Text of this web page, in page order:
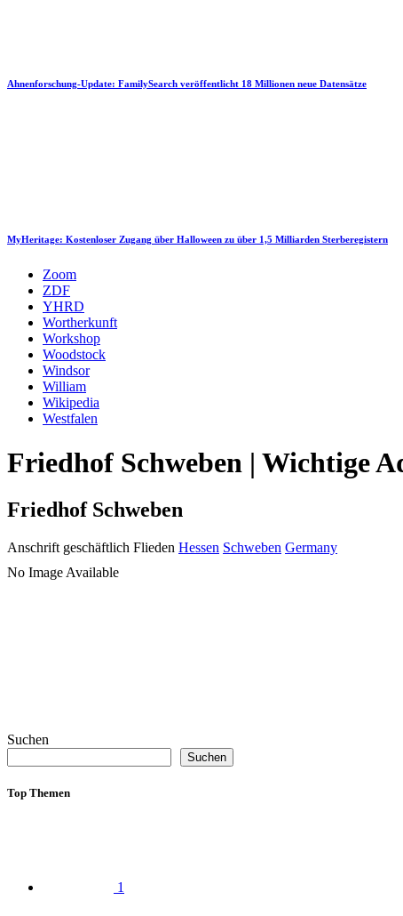
Ahnenforschung-Update: FamilySearch veröffentlicht 18 Millionen neue Datensätze
MyHeritage: Kostenloser Zugang über Halloween zu über 1,5 Milliarden Sterberegistern
Zoom
ZDF
YHRD
Wortherkunft
Workshop
Woodstock
Windsor
William
Wikipedia
Westfalen
Friedhof Schweben | Wichtige
Friedhof Schweben
Anschrift geschäftlich Flieden Hessen Schweben Germany
No Image Available
Suchen
Suchen
Top Themen
1